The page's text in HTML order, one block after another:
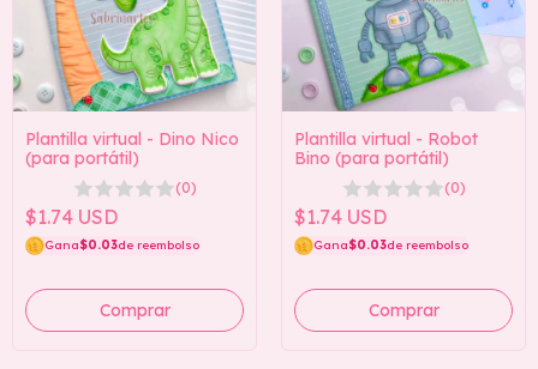
Plantilla virtual - Dino Nico
(para portátil)
(0)
$1.74 USD
Gana$0.03de reembolso
Plantilla virtual - Robot
Bino (para portátil)
(0)
$1.74 USD
Gana$0.03de reembolso